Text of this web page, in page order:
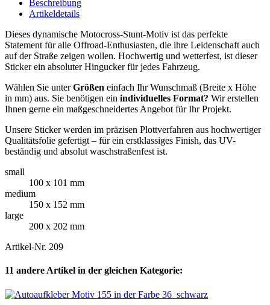
Beschreibung
Artikeldetails
Dieses dynamische Motocross-Stunt-Motiv ist das perfekte
Statement für alle Offroad-Enthusiasten, die ihre Leidenschaft auch
auf der Straße zeigen wollen. Hochwertig und wetterfest, ist dieser
Sticker ein absoluter Hingucker für jedes Fahrzeug.
Wählen Sie unterGrößen einfach Ihr Wunschmaß (Breite x Höhe
in mm) aus. Sie benötigen ein individuelles Format? Wir erstellen
Ihnen gerne ein maßgeschneidertes Angebot für Ihr Projekt.
Unsere Sticker werden im präzisen Plottverfahren aus hochwertiger
Qualitätsfolie gefertigt – für ein erstklassiges Finish, das UV-
beständig und absolut waschstraßenfest ist.
small
100 x 101 mm
medium
150 x 152 mm
large
200 x 202 mm
Artikel-Nr. 209
11 andere Artikel in der gleichen Kategorie: